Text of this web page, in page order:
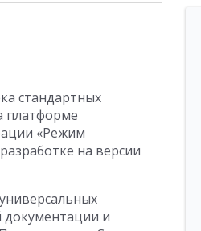
стандартных
платформе
«Режим
на версии
документации и